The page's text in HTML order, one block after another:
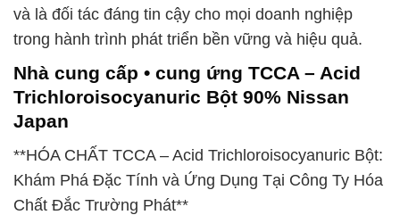
và là đối tác đáng tin cậy cho mọi doanh nghiệp
trong hành trình phát triển bền vững và hiệu quả.
Nhà cung cấp • cung ứng TCCA – Acid
Trichloroisocyanuric Bột 90% Nissan
Japan
**HÓA CHẤT TCCA – Acid Trichloroisocyanuric Bột:
Khám Phá Đặc Tính và Ứng Dụng Tại Công Ty Hóa
Chất Đắc Trường Phát**